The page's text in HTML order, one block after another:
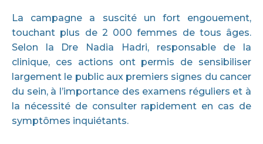
La campagne a suscité un fort engouement,
touchant plus de 2 000 femmes de tous âges.
Selon la Dre Nadia Hadri, responsable de la
clinique, ces actions ont permis de sensibiliser
largement le public aux premiers signes du cancer
du sein, à l’importance des examens réguliers et à
la nécessité de consulter rapidement en cas de
symptômes inquiétants.